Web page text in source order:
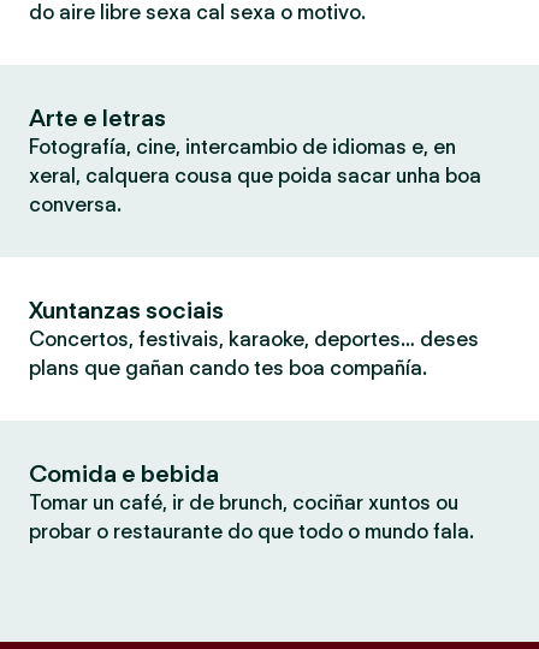
do aire libre sexa cal sexa o motivo.
Arte e letras
Fotografía, cine, intercambio de idiomas e, en
xeral, calquera cousa que poida sacar unha boa
conversa.
Xuntanzas sociais
Concertos, festivais, karaoke, deportes… deses
plans que gañan cando tes boa compañía.
Comida e bebida
Tomar un café, ir de brunch, cociñar xuntos ou
probar o restaurante do que todo o mundo fala.